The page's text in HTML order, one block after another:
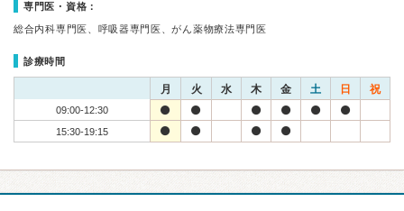
専門医・資格：
総合内科専門医、呼吸器専門医、がん薬物療法専門医
診療時間
月 火 水 木 金 土 日 祝
09:00-12:30
15:30-19:15